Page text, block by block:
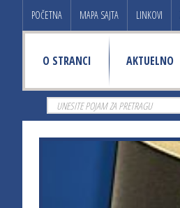
POČETNA MAPA SAJTA LINKOVI
O STRANCI AKTUELNO